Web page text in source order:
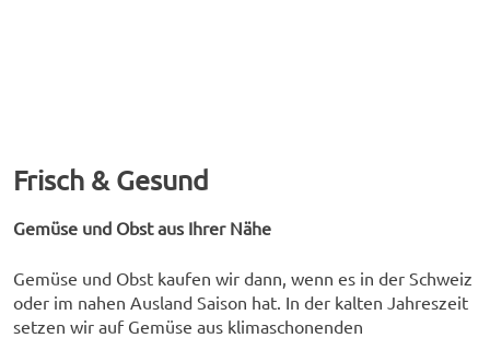
Frisch & Gesund
Gemüse und Obst aus Ihrer Nähe
Gemüse und Obst kaufen wir dann, wenn es in der Schweiz
oder im nahen Ausland Saison hat. In der kalten Jahreszeit
setzen wir auf Gemüse aus klimaschonenden